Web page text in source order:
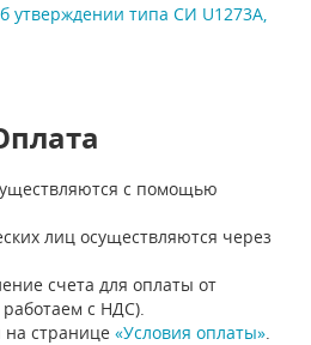
утверждении типа СИ U1273A,
с помощью
лиц осуществляются через
счета для оплаты от
с НДС).
странице «Условия оплаты»